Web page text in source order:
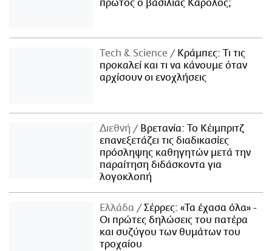
πρώτος ο βασιλιάς Κάρολος;
Τech & Science
Κράμπες: Τι τις
προκαλεί και τι να κάνουμε όταν
αρχίσουν οι ενοχλήσεις
Διεθνή
Βρετανία: Το Κέιμπριτζ
επανεξετάζει τις διαδικασίες
πρόσληψης καθηγητών μετά την
παραίτηση διδάσκοντα για
λογοκλοπή
Ελλάδα
Σέρρες: «Τα έχασα όλα» -
Οι πρώτες δηλώσεις του πατέρα
και συζύγου των θυμάτων του
τροχαίου